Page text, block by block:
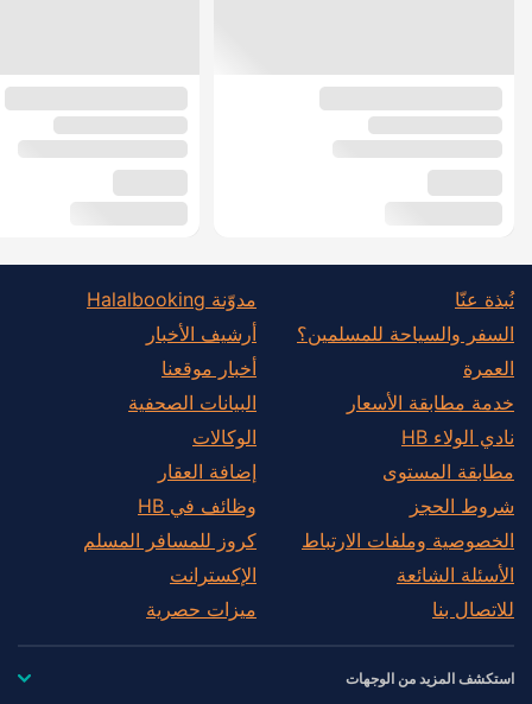
نُبذة عنّا
السفر والسياحة للمسلمين؟
العمرة
خدمة مطابقة الأسعار
نادي الولاء HB
مطابقة المستوى
شروط الحجز
الخصوصية وملفات الارتباط
الأسئلة الشائعة
للاتصال بنا
مدوّنة Halalbooking
أرشيف الأخبار
أخبار موقعنا
البيانات الصحفية
الوكالات
إضافة العقار
وظائف في HB
كروز للمسافر المسلم
الإكسترانت
ميزات حصرية
استكشف المزيد من الوجهات